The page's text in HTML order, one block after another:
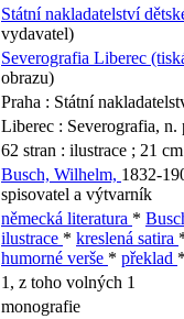
Státní nakladatelství
vydavatel)
Severografia Liberec
obrazu)
Praha : Státní
Liberec : Severografia, n.
62 stran : ilustrace ; 21 cm
Busch, Wilhelm, 1832-
spisovatel a výtvarník
německá literatura *
ilustrace * kreslená satira
humorné verše * překlad *
1, z toho volných 1
monografie